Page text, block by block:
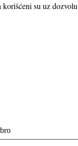
su uz dozvolu